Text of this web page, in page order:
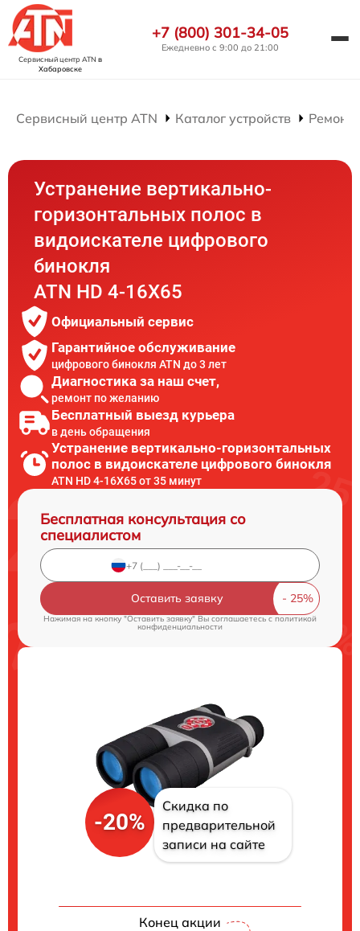
Сервисный центр ATN в
Хабаровске
+7 (800) 301-34-05
Ежедневно с 9:00 до 21:00
Сервисный центр ATN Каталог устройств Ремонт
Устранение вертикально-
горизонтальных полос в
видоискателе цифрового
бинокля
ATN HD 4-16X65
Официальный сервис
Гарантийное обслуживание
цифрового бинокля ATN до 3 лет
Диагностика за наш счет,
ремонт по желанию
Бесплатный выезд курьера
в день обращения
Устранение вертикально-горизонтальных
полос в видоискателе цифрового бинокля
ATN HD 4-16X65 от 35 минут
Бесплатная консультация со
специалистом
Оставить заявку
Нажимая на кнопку "Оставить заявку" Вы соглашаетесь cполитикой
конфиденциальности
-20%
Скидка по
предварительной
записи на сайте
Конец акции